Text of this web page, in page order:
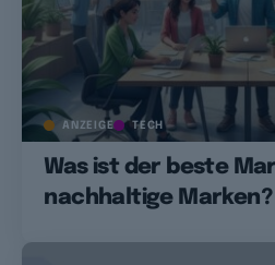
ANZEIGE TECH
Was ist der beste
nachhaltige Marken?